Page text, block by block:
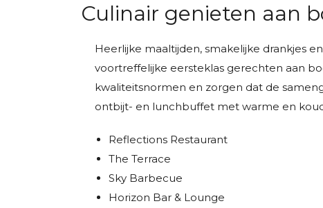
Culinair genieten aan
Heerlijke maaltijden, smakelijke drankjes
voortreffelijke eersteklas gerechten aan
kwaliteitsnormen en zorgen dat de
ontbijt- en lunchbuffet met warme en
Reflections Restaurant
The Terrace
Sky Barbecue
Horizon Bar & Lounge